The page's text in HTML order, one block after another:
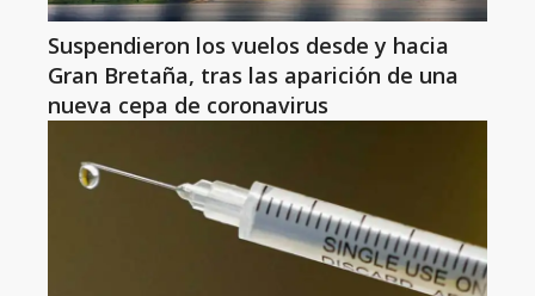
Suspendieron los vuelos desde y hacia
Gran Bretaña, tras las aparición de una
nueva cepa de coronavirus